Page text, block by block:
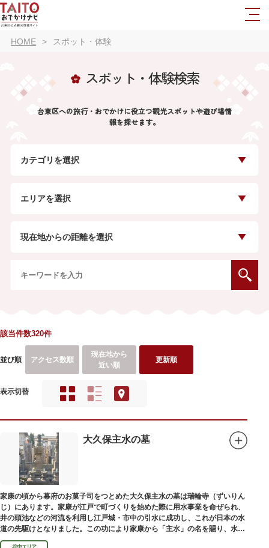
HOME スポット・体験
スポット・体験検索
台東区への旅行・おでかけに役立つ観光スポットや遊び場情
報を探せます。
カテゴリを選択
エリアを選択
現在地からの距離を選択
該当件数320件
並び順 アクセス数順
現在地から
近い順
更新順
表示切替
大久保主水の墓
家康の頃から幕府のお菓子司をつとめた大久保主水の墓は瑞輪寺（ずいりん
じ）にあります。家康が江戸で町づくりを始めた際に用水事業を命ぜられ、
井の頭池などの河流を利用し江戸城・市中の引水に成功し、これが日本の水
道の先駆けとなりました。この功により家康から「主水」の名を賜り、水は
濁らざるを尊しとして「もんと」と読むようになったといわれます。
谷中エリア